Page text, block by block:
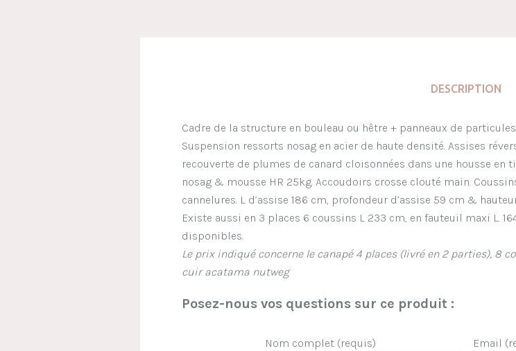
DESCRIPTION
Cadre de la structure en bouleau ou hêtre + panneaux de
Suspension ressorts nosag en acier de haute densité. Assises
recouverte de plumes de canard cloisonnées dans une housse en
nosag & mousse HR 25kg. Accoudoirs crosse clouté main.
cannelures. L d’assise 186 cm, profondeur d’assise 59 cm &
Existe aussi en 3 places 6 coussins L 233 cm, en fauteuil maxi L.
disponibles.
Le prix indiqué concerne le canapé 4 places (livré en 2 parties), 8
cuir acatama nutweg
Posez-nous vos questions sur ce produit :
Nom complet (requis) Email